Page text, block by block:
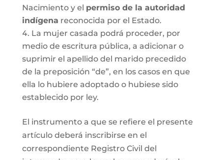
Nacimiento y el permiso de la autoridad
indígena reconocida por el Estado.
La mujer casada podrá proceder, por
medio de escritura pública, a adicionar o
suprimir el apellido del marido precedido
de la preposición “de”, en los casos en que
ella lo hubiere adoptado o hubiese sido
establecido por ley.
El instrumento a que se refiere el presente
artículo deberá inscribirse en el
correspondiente Registro Civil del